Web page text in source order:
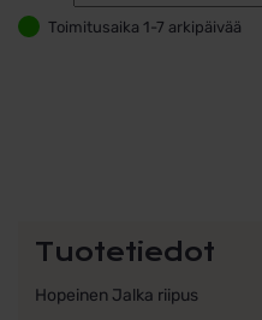
Toimitusaika 1-7 arkipäivää
Tuotetiedot
Hopeinen Jalka riipus